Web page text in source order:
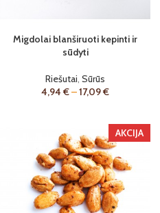
Migdolai blanširuoti kepinti ir
sūdyti
Riešutai, Sūrūs
4,94 €–17,09€
AKCIJA